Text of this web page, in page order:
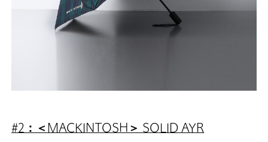
#2：＜MACKINTOSH＞ SOLID AYR